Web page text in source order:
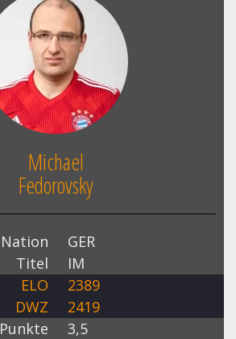
Michael
Fedorovsky
Nation
GER
Titel
IM
ELO
2389
DWZ
2419
Punkte
3,5